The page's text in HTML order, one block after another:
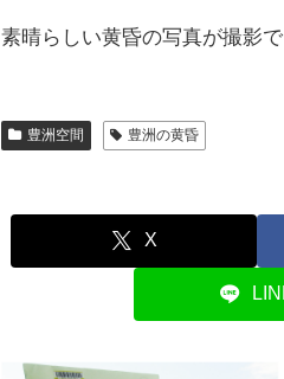
素晴らしい黄昏の写真が撮影
豊洲空間 豊洲の黄昏
X